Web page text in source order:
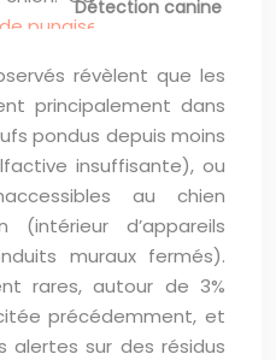
Détection canine
révèlent que les
principalement dans
pondus depuis moins
insuffisante), ou
au chien
d’appareils
muraux fermés).
rares, autour de 3%
précédemment, et
alertes sur des résidus